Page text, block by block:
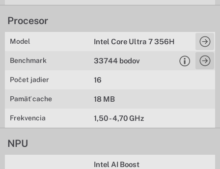
Procesor
Model Intel Core Ultra 7 356H
Benchmark 33744 bodov
Počet jadier 16
Pamäť cache 18 MB
Frekvencia 1,50 - 4,70 GHz
NPU
Intel AI Boost